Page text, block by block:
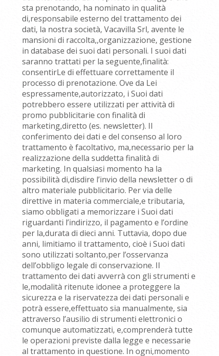
sta prenotando, ha nominato in qualità
di,responsabile esterno del trattamento dei
dati, la nostra società, Vacavilla Srl, avente le
mansioni di raccolta,,organizzazione, gestione
in database dei suoi dati personali. I suoi dati
saranno trattati per la seguente,finalità:
consentirLe di effettuare correttamente il
processo di prenotazione. Ove da Lei
espressamente,autorizzato, i Suoi dati
potrebbero essere utilizzati per attività di
promo pubblicitarie con finalità di
marketing,diretto (es. newsletter). Il
conferimento dei dati e del consenso al loro
trattamento è facoltativo, ma,necessario per la
realizzazione della suddetta finalità di
marketing. In qualsiasi momento ha la
possibilità di,disdire l’invio della newsletter o di
altro materiale pubblicitario. Per via delle
direttive in materia commerciale,e tributaria,
siamo obbligati a memorizzare i Suoi dati
riguardanti l’indirizzo, il pagamento e l’ordine
per la,durata di dieci anni. Tuttavia, dopo due
anni, limitiamo il trattamento, cioè i Suoi dati
sono utilizzati soltanto,per l’osservanza
dell’obbligo legale di conservazione. Il
trattamento dei dati avverrà con gli strumenti e
le,modalità ritenute idonee a proteggere la
sicurezza e la riservatezza dei dati personali e
potrà essere,effettuato sia manualmente, sia
attraverso l’ausilio di strumenti elettronici o
comunque automatizzati, e,comprenderà tutte
le operazioni previste dalla legge e necessarie
al trattamento in questione. In ogni,momento